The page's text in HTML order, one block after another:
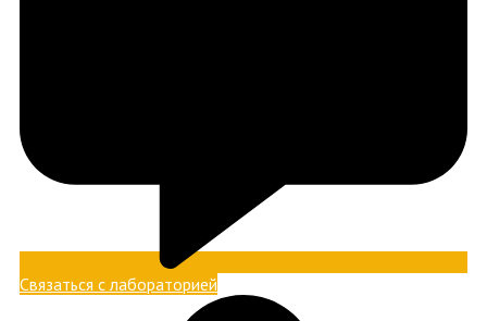
Связаться с лабораторией